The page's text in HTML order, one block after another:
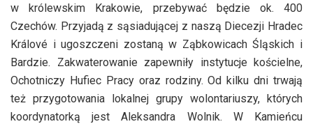
w królewskim Krakowie, przebywać będzie ok. 400
Czechów. Przyjadą z sąsiadującej z naszą Diecezji Hradec
Králové i ugoszczeni zostaną w Ząbkowicach Śląskich i
Bardzie. Zakwaterowanie zapewniły instytucje kościelne,
Ochotniczy Hufiec Pracy oraz rodziny. Od kilku dni trwają
też przygotowania lokalnej grupy wolontariuszy, których
koordynatorką jest Aleksandra Wolnik. W Kamieńcu